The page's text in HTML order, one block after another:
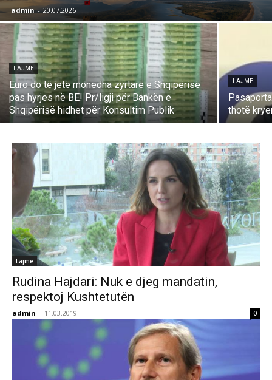
admin - 20.07.2026
LAJME
Euro do të jetë monedha zyrtare e Shqipërisë
pas hyrjes në BE! Pr/ligji për Bankën e
Shqipërisë hidhet për Konsultim Publik
LAJME
thotë
Lajme
Rudina Hajdari: Nuk e djeg mandatin,
respektoj Kushtetutën
admin - 11.03.2019 0